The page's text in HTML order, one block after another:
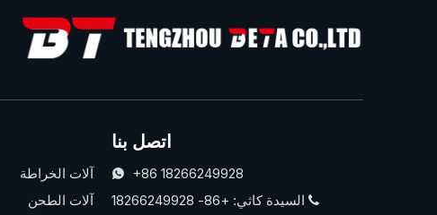
آلات الخراطة
آلات الطحن
اتصل بنا
 +86 18266249928
 السيدة كاثي: +86- 18266249928